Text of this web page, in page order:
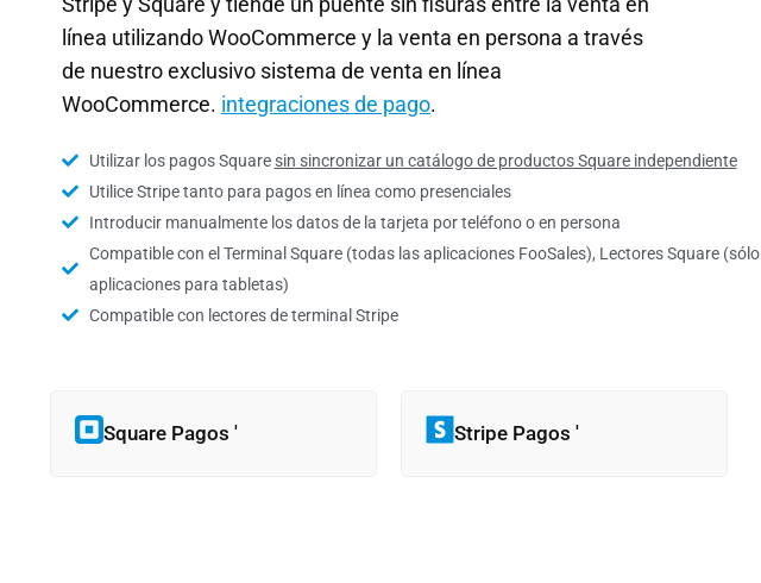
línea utilizando WooCommerce y la venta en persona a través
de nuestro exclusivo sistema de venta en línea
WooCommerce. integraciones de pago.
Utilizar los pagos Square sin sincronizar un catálogo de productos Square independiente
Utilice Stripe tanto para pagos en línea como presenciales
Introducir manualmente los datos de la tarjeta por teléfono o en persona
Compatible con el Terminal Square (todas las aplicaciones FooSales), Lectores Square (sólo
aplicaciones para tabletas)
Compatible con lectores de terminal Stripe
Square Pagos ' Stripe Pagos '